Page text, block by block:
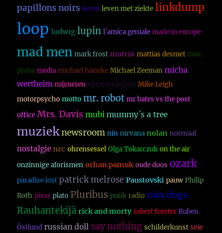
papillons noirs leven leven met ziekte linkdump
loop ludwig lupin l´amica geniale made in europe
mad men mark frost matrix mattias desmet max
prosa media michael haneke Michael Zeeman micha
wertheim mijmeren mijmeringen Mike Leigh
motorpsycho motto mr. robot mr bates vs the post
office Mrs. Davis mubi mummy´s a tree
muzieknewsroom nin nirvana nolan normaal
nostalgie nrc ohrensessel Olga Tokarczuk on the air
onzinnige aforismen orhan pamuk oude doos ozark
paradise lost patrick melrose Paustovski pauw Philip
Roth pixar plato Pluribus punk radio rain dogs
Rauhantekijä rick and morty robert forster Ruben
Östlund russian doll say nothing schilderkunst seie